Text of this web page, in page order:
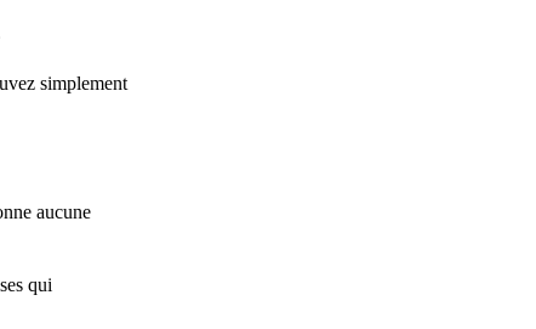
simplement
aucune
qui